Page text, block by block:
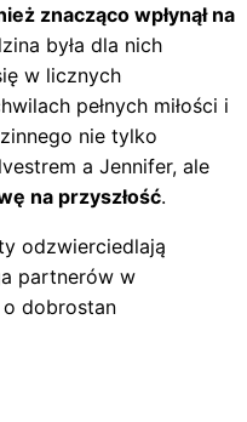
znacząco wpłynął na
była dla nich
w licznych
pełnych miłości i
nie tylko
a Jennifer, ale
na przyszłość.
odzwierciedlają
partnerów w
dobrostan